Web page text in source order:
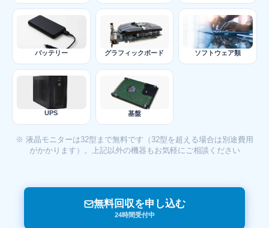
バッテリー グラフィックボード ソフトウェア類
UPS 基盤
※ 液晶モニターは32型まで無料です（32型を超える場合は別途費用
がかかります）。上記以外の機器もお気軽にご相談ください
無料回収を申し込む
24時間受付中